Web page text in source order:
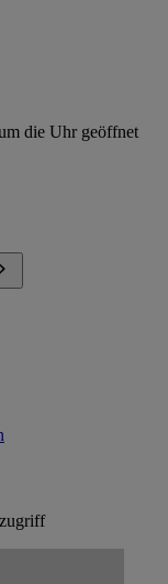
die Uhr geöffnet